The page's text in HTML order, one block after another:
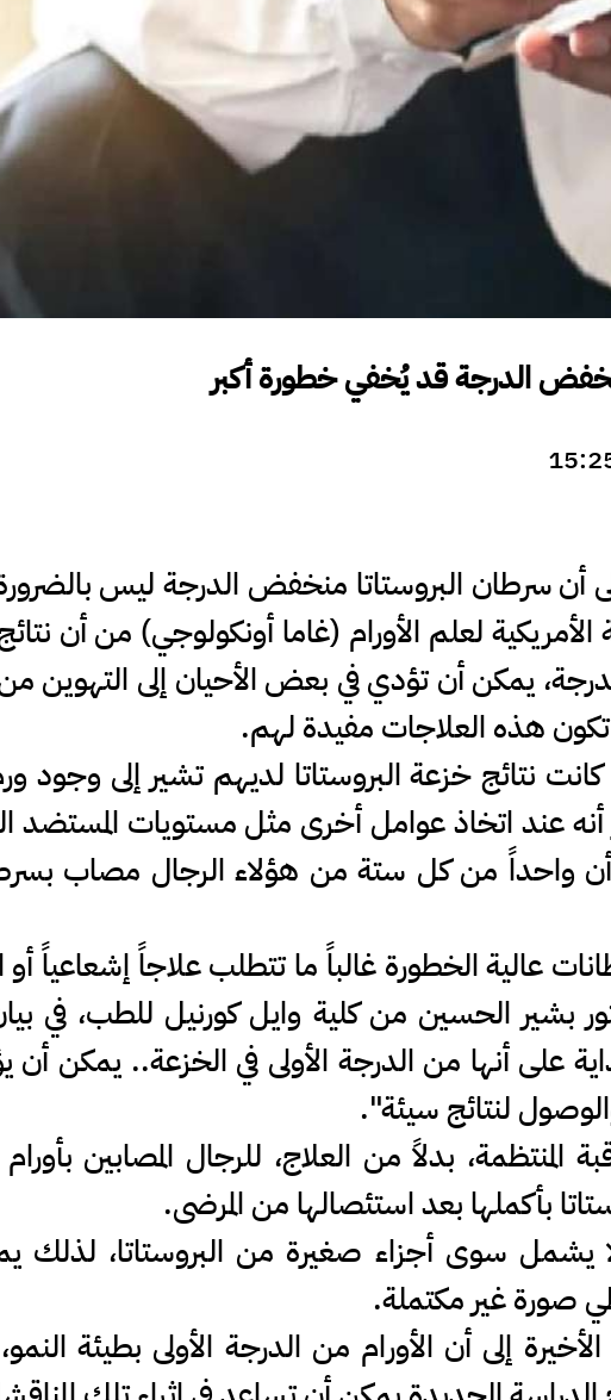
الدرجة قد يُخفي خطورة أكبر
أن سرطان البروستاتا منخفض الدرجة ليس
لعلم الأورام (غاما أونكولوجي) من أن
يمكن أن تؤدي في بعض الأحيان إلى التهوين
تكون هذه العلاجات مفيدة لهم.
نحو 117 ألف رجل كانت نتائج خزعة البروستاتا لديهم تشير إلى
أنه عند اتخاذ عوامل أخرى مثل مستويات المستضد
أن واحداً من كل ستة من هؤلاء الرجال مصاب
عالية الخطورة غالباً ما تتطلب علاجاً إشعاعياً أو
بشير الحسين من كلية وايل كورنيل للطب، في
على أنها من الدرجة الأولى في الخزعة.. يمكن أن
لنتائج سيئة".
المنتظمة، بدلاً من العلاج، للرجال المصابين
بأكملها بعد استئصالها من المرضى.
سوى أجزاء صغيرة من البروستاتا، لذلك
صورة غير مكتملة.
إلى أن الأورام من الدرجة الأولى بطيئة